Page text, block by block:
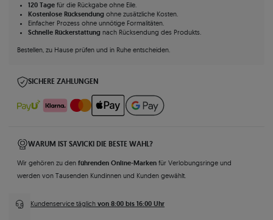
120 Tagefür die Rückgabe ohne Eile.
Kostenlose Rücksendungohne zusätzliche Kosten.
Einfacher Prozess ohne unnötige Formalitäten.
Schnelle Rückerstattungnach Rücksendung des Produkts.
Bestellen, zu Hause prüfen und in Ruhe entscheiden.
SICHERE ZAHLUNGEN
WARUM IST SAVICKI DIE BESTE WAHL?
Wir gehören zu den führenden Online-Marken für Verlobungsringe und
werden von Tausenden Kundinnen und Kunden gewählt.
Kundenservice täglich von 8:00 bis 16:00 Uhr